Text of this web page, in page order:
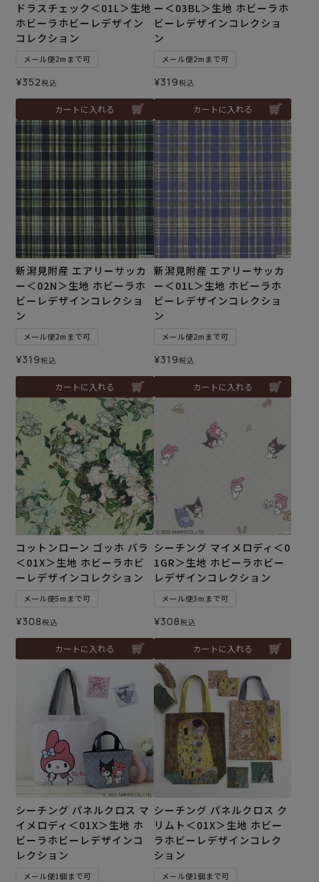
ドラスチェック＜01L＞生地
ホビーラホビーレデザイン
コレクション
メール便2mまで可
¥352税込
カートに入れる
ー＜03BL＞生地 ホビーラホ
ビーレデザインコレクショ
ン
メール便2mまで可
¥319税込
カートに入れる
新潟見附産 エアリーサッカ
ー＜02N＞生地 ホビーラホ
ビーレデザインコレクショ
ン
メール便2mまで可
¥319税込
カートに入れる
新潟見附産 エアリーサッカ
ー＜01L＞生地 ホビーラホ
ビーレデザインコレクショ
ン
メール便2mまで可
¥319税込
カートに入れる
コットンローン ゴッホ バラ
＜01X＞生地 ホビーラホビ
ーレデザインコレクション
メール便5mまで可
¥308税込
カートに入れる
シーチング マイメロディ＜0
1GR＞生地 ホビーラホビー
レデザインコレクション
メール便3mまで可
¥308税込
カートに入れる
シーチング パネルクロス マ
イメロディ＜01X＞生地 ホ
ビーラホビーレデザインコ
レクション
メール便1個まで可
シーチング パネルクロス ク
リムト＜01X＞生地 ホビー
ラホビーレデザインコレク
ション
メール便1個まで可